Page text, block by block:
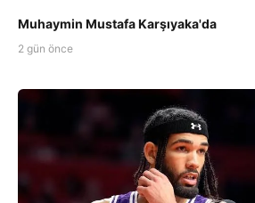
Muhaymin Mustafa Karşıyaka'da
2 gün önce